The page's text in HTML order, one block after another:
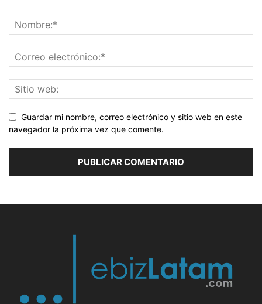
Guardar mi nombre, correo electrónico y sitio web en este
navegador la próxima vez que comente.